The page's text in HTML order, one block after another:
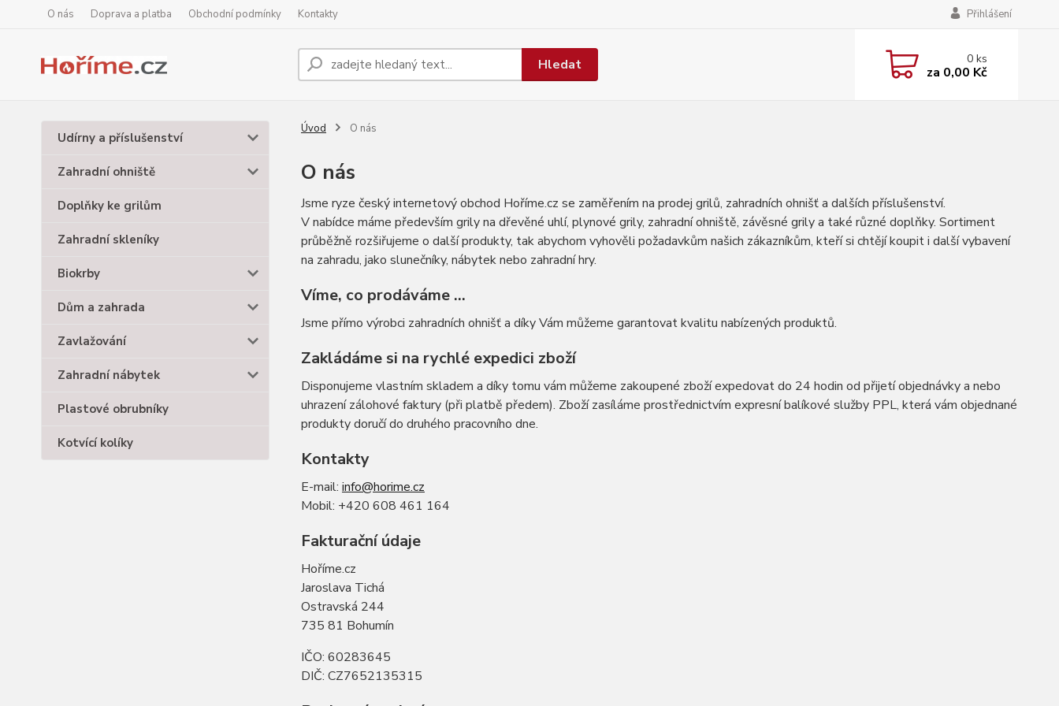
O nás Doprava a platba Obchodní podmínky Kontakty Přihlášení
Hledat 0ks
za 0,00 Kč
Udírny a příslušenství
Zahradní ohniště
Doplňky ke grilům
Zahradní skleníky
Biokrby
Dům a zahrada
Zavlažování
Zahradní nábytek
Plastové obrubníky
Kotvící kolíky
Úvod O nás
O nás
Jsme ryze český internetový obchod Hoříme.cz se zaměřením na prodej grilů, zahradních ohnišť a dalších příslušenství.
V nabídce máme především grily na dřevěné uhlí, plynové grily, zahradní ohniště, závěsné grily a také různé doplňky. Sortiment
průběžně rozšiřujeme o další produkty, tak abychom vyhověli požadavkům našich zákazníkům, kteří si chtějí koupit i další vybavení
na zahradu, jako slunečníky, nábytek nebo zahradní hry.
Víme, co prodáváme ...
Jsme přímo výrobci zahradních ohnišť a díky Vám můžeme garantovat kvalitu nabízených produktů.
Zakládáme si na rychlé expedici zboží
Disponujeme vlastním skladem a díky tomu vám můžeme zakoupené zboží expedovat do 24 hodin od přijetí objednávky a nebo
uhrazení zálohové faktury (při platbě předem). Zboží zasíláme prostřednictvím expresní balíkové služby PPL, která vám objednané
produkty doručí do druhého pracovního dne.
Kontakty
E-mail: info@horime.cz
Mobil: +420 608 461 164
Fakturační údaje
Hoříme.cz
Jaroslava Tichá
Ostravská 244
735 81 Bohumín
IČO: 60283645
DIČ: CZ7652135315